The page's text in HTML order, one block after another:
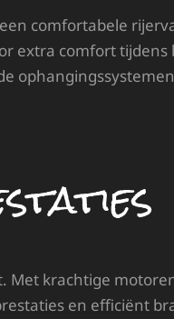
comfortabele
extra comfort
Met krachtige
en efficiënt